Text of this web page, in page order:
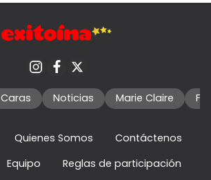
Caras Noticias Marie Claire
Quienes Somos
Contáctenos
Equipo
Reglas de participación